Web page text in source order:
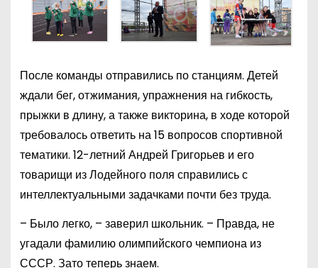
После команды отправились по станциям. Детей
ждали бег, отжимания, упражнения на гибкость,
прыжки в длину, а также викторина, в ходе которой
требовалось ответить на 15 вопросов спортивной
тематики. 12-летний Андрей Григорьев и его
товарищи из Лодейного поля справились с
интеллектуальными задачками почти без труда.
– Было легко, – заверил школьник. – Правда, не
угадали фамилию олимпийского чемпиона из
СССР. Зато теперь знаем.